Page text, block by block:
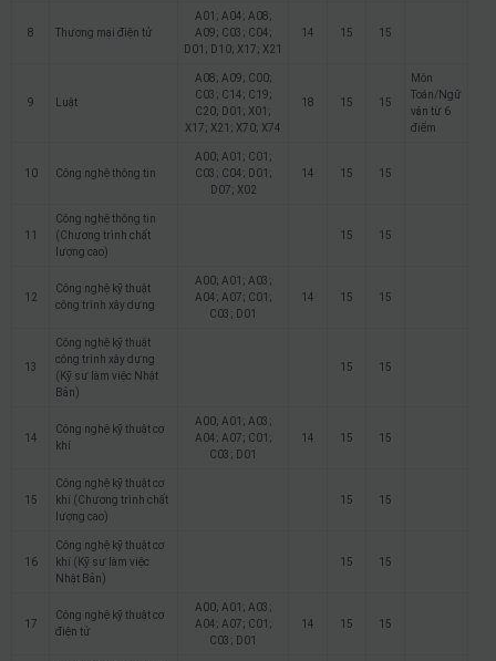
8 Thương mại điện tử
A01; A04; A08;
A09; C03; C04;
D01; D10; X17; X21
14 15 15
9 Luật
A08; A09; C00;
C03; C14; C19;
C20; D01; X01;
X17; X21; X70; X74
18 15 15
Môn
Toán/Ngữ
văn từ 6
điểm
10 Công nghệ thông tin
A00; A01; C01;
C03; C04; D01;
D07; X02
14 15 15
11
Công nghệ thông tin
(Chương trình chất
lượng cao)
15 15
12
Công nghệ kỹ thuật
công trình xây dựng
A00; A01; A03;
A04; A07; C01;
C03; D01
14 15 15
13
Công nghệ kỹ thuật
công trình xây dựng
(Kỹ sư làm việc Nhật
Bản)
15 15
14
Công nghệ kỹ thuật cơ
khí
A00; A01; A03;
A04; A07; C01;
C03; D01
14 15 15
15
Công nghệ kỹ thuật cơ
khí (Chương trình chất
lượng cao)
15 15
16
Công nghệ kỹ thuật cơ
khí (Kỹ sư làm việc
Nhật Bản)
15 15
17
Công nghệ kỹ thuật cơ
điện tử
A00; A01; A03;
A04; A07; C01;
C03; D01
14 15 15